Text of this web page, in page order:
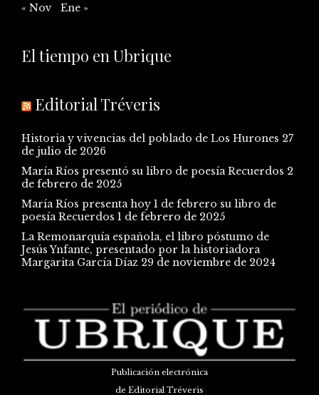
« Nov Ene »
El tiempo en Ubrique
Editorial Tréveris
Historia y vivencias del poblado de Los Hurones 27
de julio de 2026
María Ríos presentó su libro de poesía Recuerdos 2
de febrero de 2025
María Ríos presenta hoy 1 de febrero su libro de
poesía Recuerdos 1 de febrero de 2025
La Remonarquía española, el libro póstumo de
Jesús Ynfante, presentado por la historiadora
Margarita García Díaz 29 de noviembre de 2024
Publicación electrónica
de Editorial Tréveris